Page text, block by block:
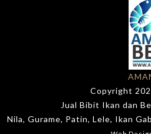
Copyright
Jual Bibit Ikan dan
Nila, Gurame, Patin, Lele, Ikan